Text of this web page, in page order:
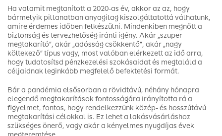
Ha valamit megtanított a 2020-as év, akkor az az, hogy
bármelyik pillanatban anyagilag kiszolgáltatottá válhatunk,
amire érdemes időben felkészülni. Mindenkiben megnőtt a
biztonság és tervezhetőség iránti igény. Akár „szuper
megtakarító”, akár „adósság csökkentő”, akár „nagy
költekező” típus vagy, most valóban elérkezett az idő arra,
hogy tudatosítsd pénzkezelési szokásaidat és megtaláld a
céljaidnak leginkább megfelelő befektetési formát.
Bár a pandémia elsősorban a rövidtávú, néhány hónapra
elegendő megtakarítások fontosságára irányította rá a
figyelmet, fontos, hogy rendelkezzünk közép- és hosszútávú
megtakarítási célokkal is. Ez lehet a lakásvásárláshoz
szükséges önerő, vagy akár a kényelmes nyugdíjas évek